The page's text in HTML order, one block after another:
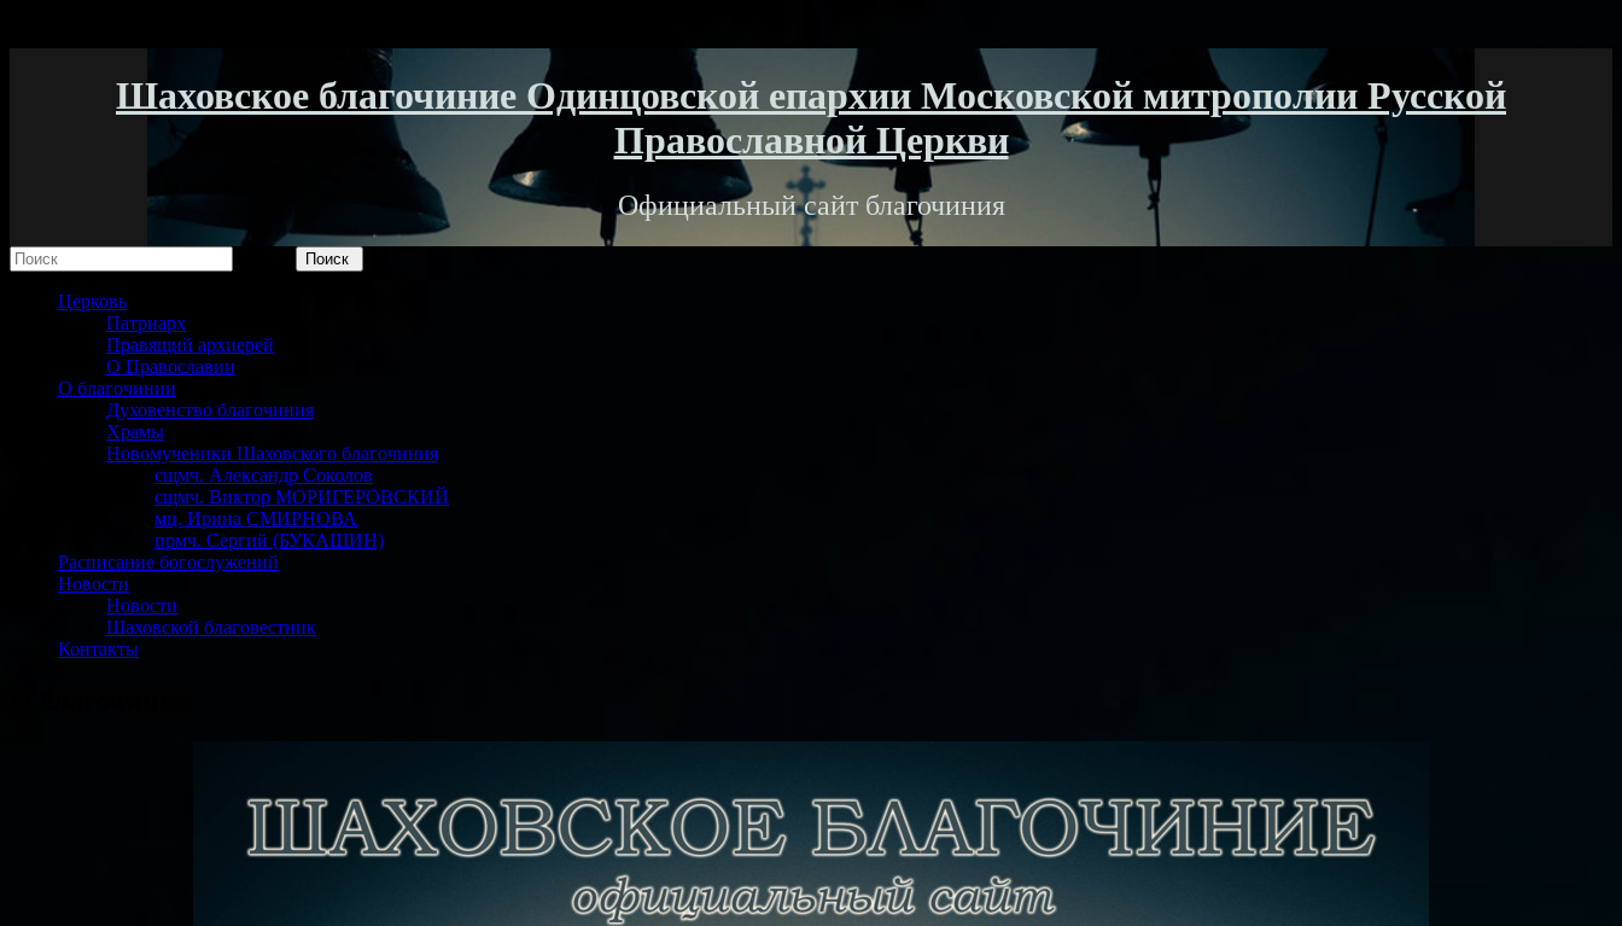
Шаховское благочиние Одинцовской епархии Московской митрополии Русской
Православной Церкви
Официальный сайт благочиния
Церковь
Патриарх
Правящий архиерей
О Православии
О благочинии
Духовенство благочиния
Храмы
Новомученики Шаховского благочиния
сщмч. Александр Соколов
сщмч. Виктор МОРИГЕРОВСКИЙ
мц. Ирина СМИРНОВА
прмч. Сергий (БУКАШИН)
Расписание богослужений
Новости
Новости
Шаховской благовестник
Контакты